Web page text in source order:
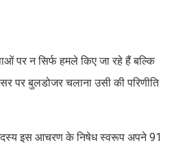
पर न सिर्फ हमले किए जा रहे हैं बल्कि
पर बुलडोजर चलाना उसी की परिणीति
सदस्य इस आचरण के निषेध स्वरूप अपने 91